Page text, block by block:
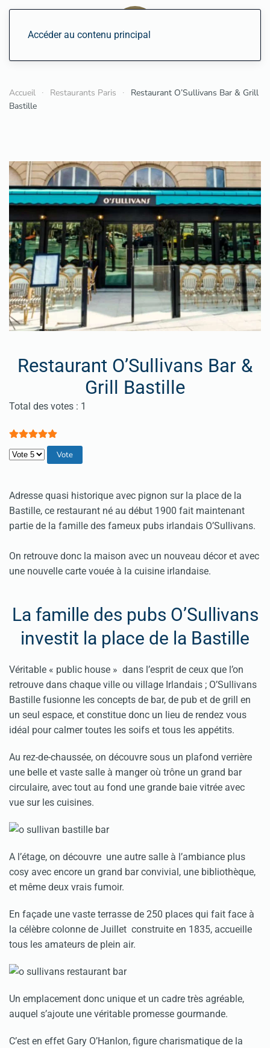
Accéder au contenu principal
Accueil Restaurants Paris
Restaurant O’Sullivans Bar & Grill
Bastille
Restaurant O’Sullivans Bar &
Grill Bastille
Vote utilisateur:5/
Total des votes : 1
Veuillez voter
Adresse quasi historique avec pignon sur la place de la
Bastille, ce restaurant né au début 1900 fait maintenant
partie de la famille des fameux pubs irlandais O’Sullivans.
On retrouve donc la maison avec un nouveau décor et avec
une nouvelle carte vouée à la cuisine irlandaise.
La famille des pubs O’Sullivans
investit la place de la Bastille
Véritable « public house » dans l’esprit de ceux que l’on
retrouve dans chaque ville ou village Irlandais ; O’Sullivans
Bastille fusionne les concepts de bar, de pub et de grill en
un seul espace, et constitue donc un lieu de rendez vous
idéal pour calmer toutes les soifs et tous les appétits.
Au rez-de-chaussée, on découvre sous un plafond verrière
une belle et vaste salle à manger où trône un grand bar
circulaire, avec tout au fond une grande baie vitrée avec
vue sur les cuisines.
A l’étage, on découvre une autre salle à l’ambiance plus
cosy avec encore un grand bar convivial, une bibliothèque,
et même deux vrais fumoir.
En façade une vaste terrasse de 250 places qui fait face à
la célèbre colonne de Juillet construite en 1835, accueille
tous les amateurs de plein air.
Un emplacement donc unique et un cadre très agréable,
auquel s’ajoute une véritable promesse gourmande.
C’est en effet Gary O’Hanlon, figure charismatique de la